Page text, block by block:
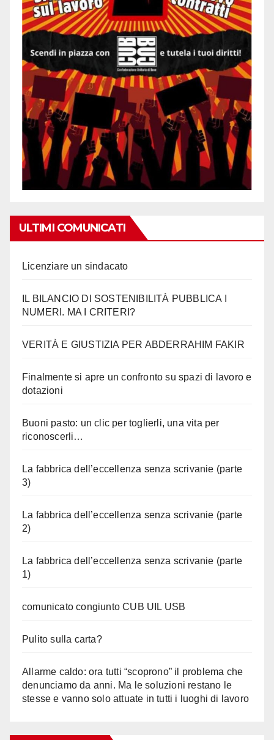
ULTIMI COMUNICATI
Licenziare un sindacato
IL BILANCIO DI SOSTENIBILITÀ PUBBLICA I
NUMERI. MA I CRITERI?
VERITÀ E GIUSTIZIA PER ABDERRAHIM FAKIR
Finalmente si apre un confronto su spazi di lavoro e
dotazioni
Buoni pasto: un clic per toglierli, una vita per
riconoscerli…
La fabbrica dell’eccellenza senza scrivanie (parte
3)
La fabbrica dell’eccellenza senza scrivanie (parte
2)
La fabbrica dell’eccellenza senza scrivanie (parte
1)
comunicato congiunto CUB UIL USB
Pulito sulla carta?
Allarme caldo: ora tutti “scoprono” il problema che
denunciamo da anni. Ma le soluzioni restano le
stesse e vanno solo attuate in tutti i luoghi di lavoro